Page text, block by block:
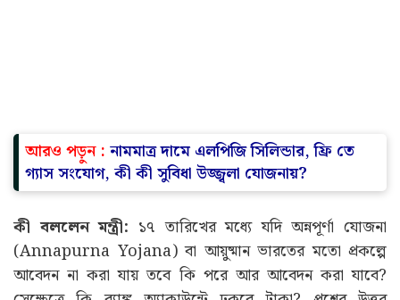
আরও পড়ুন : নামমাত্র দামে এলপিজি সিলিন্ডার, ফ্রি তে
গ্যাস সংযোগ, কী কী সুবিধা উজ্জ্বলা যোজনায়?
কী বললেন মন্ত্রী: ১৭ তারিখের মধ্যে যদি অন্নপূর্ণা যোজনা
(Annapurna Yojana) বা আয়ুষ্মান ভারতের মতো প্রকল্পে
আবেদন না করা যায় তবে কি পরে আর আবেদন করা যাবে?